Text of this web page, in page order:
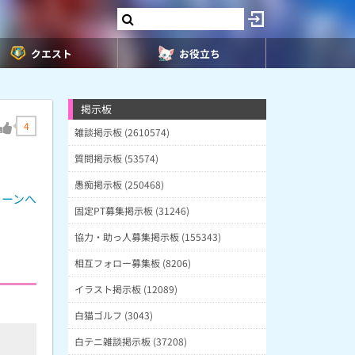
クエスト お役立ち
4
ンへ
掲示板
雑談掲示板 (2610574)
質問掲示板 (53574)
愚痴掲示板 (250468)
固定PT募集掲示板 (31246)
協力・助っ人募集掲示板 (155343)
相互フォロー募集板 (8206)
イラスト掲示板 (12089)
白猫ゴルフ (3043)
白テニ雑談掲示板 (37208)